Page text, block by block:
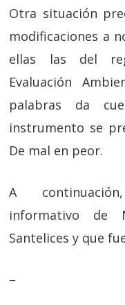
Otra situación
modificaciones a
ellas las del
Evaluación
palabras da
instrumento se
De mal en peor.
A
informativo de
Santelices y que
–